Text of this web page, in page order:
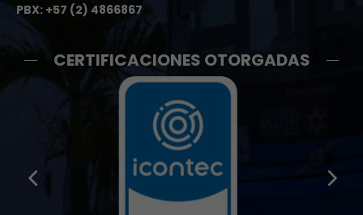
PBX: +57 (2) 4866867
CERTIFICACIONES OTORGADAS